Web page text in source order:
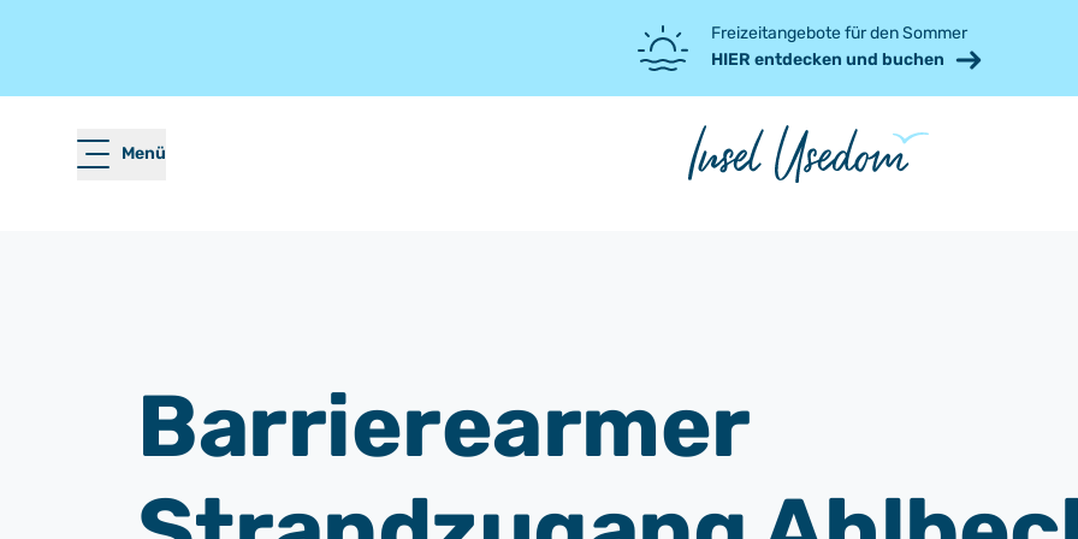
Freizeitangebote für den Sommer
HIER entdecken und buchen
Menü
Barrierearmer